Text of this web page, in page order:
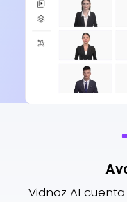
Vidnoz AI